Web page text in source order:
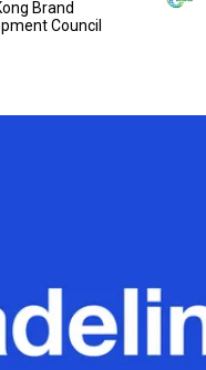
Brand
Council